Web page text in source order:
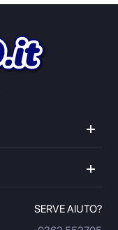
SERVE AIUTO?